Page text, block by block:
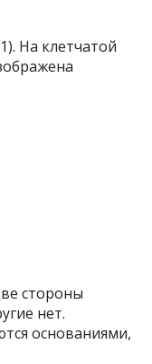
На клетчатой
стороны
нет.
основаниями,